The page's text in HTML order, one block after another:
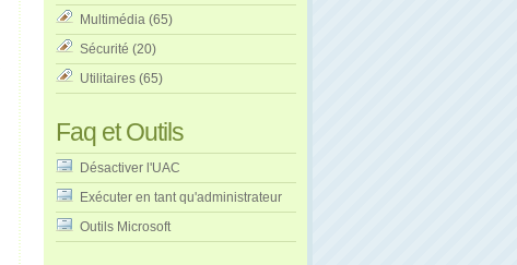
Multimédia (65)
Sécurité (20)
Utilitaires (65)
Faq et Outils
Désactiver l'UAC
Exécuter en tant qu'administrateur
Outils Microsoft